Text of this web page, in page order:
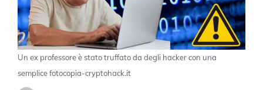
Un ex professore è stato truffato da degli hacker con una
semplice fotocopia-cryptohack.it